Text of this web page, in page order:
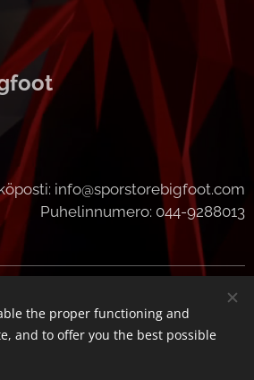
info@sporstorebigfoot.com
Puhelinnumero: 044-9288013
Languages
Suomi
English
the proper functioning and
and to offer you the best possible